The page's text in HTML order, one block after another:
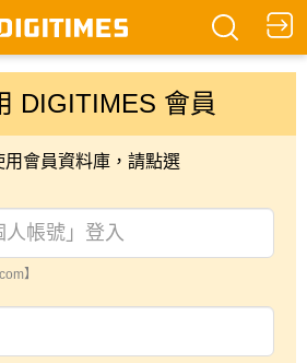
DIGITIMES 會員
會員資料庫，請點選
】